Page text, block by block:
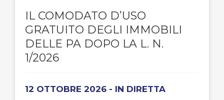
IL COMODATO D’USO
GRATUITO DEGLI IMMOBILI
DELLE PA DOPO LA L. N.
1/2026
12 OTTOBRE 2026 - IN DIRETTA